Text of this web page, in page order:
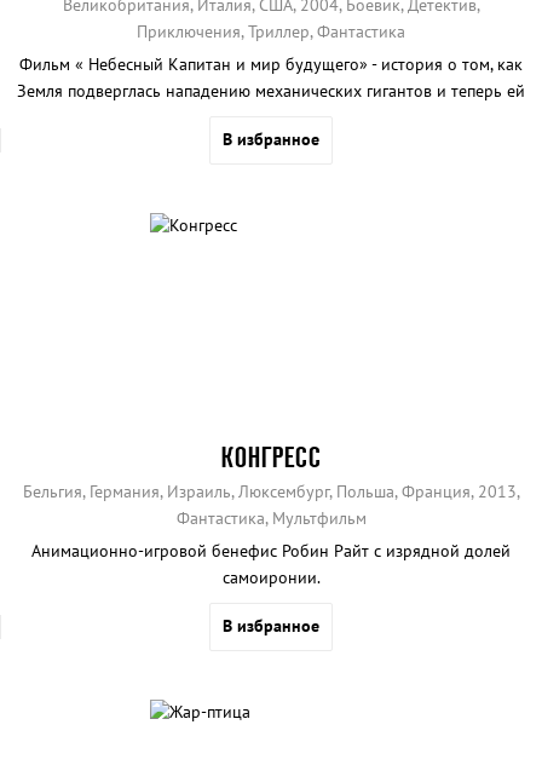
Великобритания, Италия, США, 2004, Боевик, Детектив,
Приключения, Триллер, Фантастика
Фильм « Небесный Капитан и мир будущего» - история о том, как
Земля подверглась нападению механических гигантов и теперь ей
В избранное
КОНГРЕСС
Бельгия, Германия, Израиль, Люксембург, Польша, Франция, 2013,
Фантастика, Мультфильм
Анимационно-игровой бенефис Робин Райт с изрядной долей
самоиронии.
В избранное